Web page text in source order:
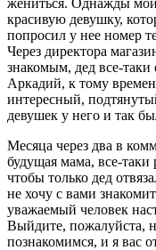
красивую девушку,
попросил у нее номер
Через директора
знакомым, дед все-
Аркадий, к тому
интересный,
девушек у него и так
Месяца через два в
будущая мама, все-таки
чтобы только дед
не хочу с вами
уважаемый человек
Выйдите, пожалуйста,
познакомимся, и я вас